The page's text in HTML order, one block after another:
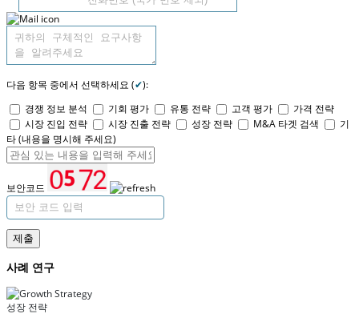
다음 항목 중에서 선택하세요 (✔):
경쟁 정보 분석
기회 평가 유통 전략 고객 평가
가격 전략
시장 진입 전략
시장 진출 전략 성장 전략 M&A 타겟 검색
기
타 (내용을 명시해 주세요)
보안코드
제출
사례 연구
성장 전략